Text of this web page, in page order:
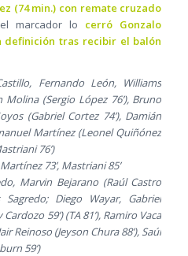
(74 min.) con remate cruzado
marcador lo cerró Gonzalo
definición tras recibir el balón
Fernando León, Williams
(Sergio López 76’), Bruno
(Gabriel Cortez 74’), Damián
Martínez (Leonel Quiñónez
76’)
73’, Mastriani 85’
Marvin Bejarano (Raúl Castro
Sagredo; Diego Wayar, Gabriel
59’) (TA 81’), Ramiro Vaca
Reinoso (Jeyson Chura 88’), Saúl
59’)